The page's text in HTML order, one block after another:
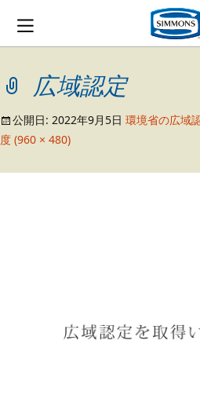
ン
ツ
へ
移
動
広域認定
公開日: 2022年9月5日 環境省の広域
度 (960 × 480)